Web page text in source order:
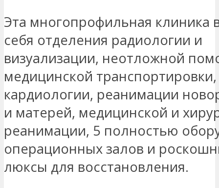
Эта многопрофильная клиника
себя отделения радиологии и
визуализации, неотложной
медицинской транспортировки,
кардиологии, реанимации
и матерей, медицинской и
реанимации, 5 полностью
операционных залов и
люксы для восстановления.